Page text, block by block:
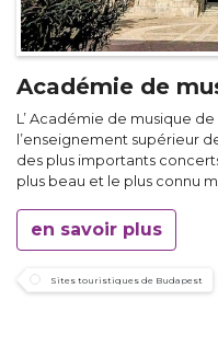
Académie de
L’ Académie de musique
l’enseignement supérieur
des plus importants
plus beau et le plus connu
en savoir plus
Sites touristiques de Budapest